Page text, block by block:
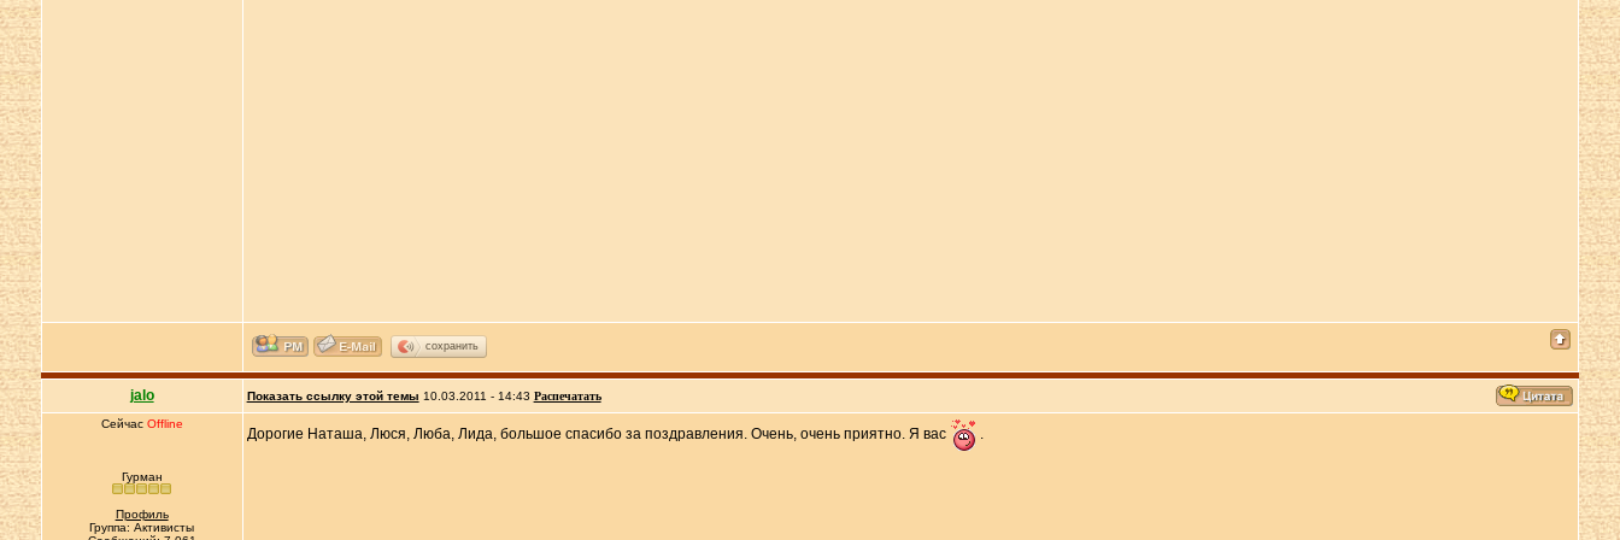
сохранить
jalo Показать ссылку этой темы 10.03.2011 - 14:43 Распечатать
Сейчас Offline
Гурман
Профиль
Группа: Активисты
Дорогие Наташа, Люся, Люба, Лида, большое спасибо за поздравления. Очень, очень приятно. Я вас